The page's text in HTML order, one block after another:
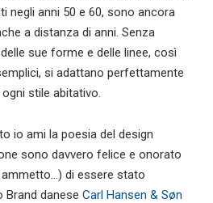
negli anni 50 e 60, sono ancora
a distanza di anni. Senza
sue forme e delle linee, così
si adattano perfettamente
stile abitativo.
io ami la poesia del design
sono davvero felice e onorato
di essere stato
danese Carl Hansen & Søn